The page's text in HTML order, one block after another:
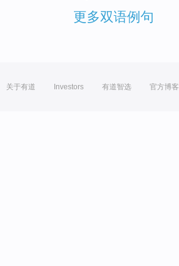
更多双语例句
关于有道 Investors 有道智选 官方博客